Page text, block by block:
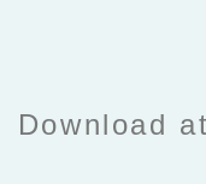
Download